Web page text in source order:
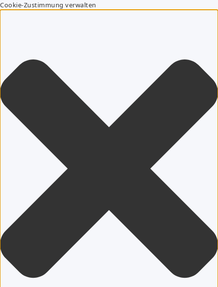
Cookie-Zustimmung verwalten